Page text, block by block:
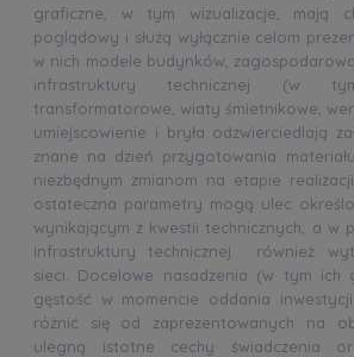
graficzne, w tym wizualizacje, mają
poglądowy i służą wyłącznie celom
w nich modele budynków,
infrastruktury technicznej (w
transformatorowe, wiaty śmietnikowe,
umiejscowienie i bryła odzwierciedlają
znane na dzień przygotowania
niezbędnym zmianom na etapie
ostateczna parametry mogą ulec
wynikającym z kwestii technicznych, a w
infrastruktury technicznej również
sieci. Docelowe nasadzenia (w tym ich
gęstość w momencie oddania
różnić się od zaprezentowanych na
ulegną istotne cechy świadczenia